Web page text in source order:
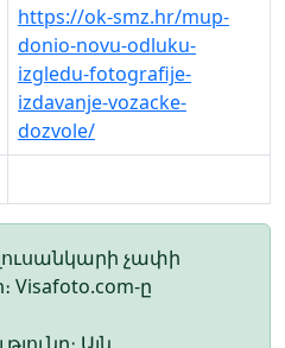
https://ok-smz.hr/mup-
donio-novu-odluku-
izgledu-fotografije-
izdavanje-vozacke-
dozvole/
չափի
ը